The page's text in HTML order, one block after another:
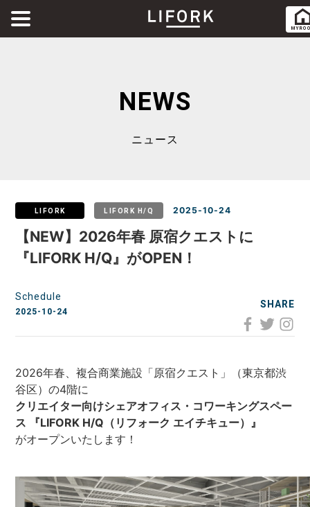
MY
Co-Working コワーキング
RENTAL ROOM
RENTAL LOUNGE
LOCATIONS
AKIHABARA 秋葉原
AKIHABARA II 秋葉原Ⅱ
NEWS
ニュース
LIFORK LIFORK H/Q 2025-10-24
【NEW】2026年春 原宿クエストに
『LIFORK H/Q』がOPEN！
Schedule
2025-10-24 SHARE
2026年春、複合商業施設「原宿クエスト」（東京都渋
谷区）の4階に
クリエイター向けシェアオフィス・コワーキングスペー
ス 『LIFORK H/Q（リフォーク エイチキュー）』
がオープンいたします！